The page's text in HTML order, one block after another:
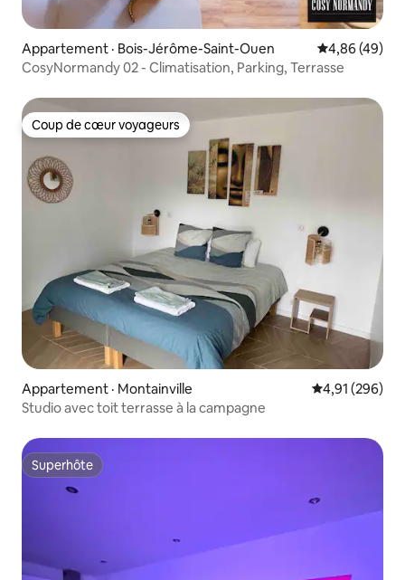
Appartement · Bois-Jérôme-Saint-Ouen Note
4,86 (49)
CosyNormandy 02 - Climatisation, Parking, Terrasse
Coup de cœur voyageurs
Coup de cœur voyageurs
Appartement · Montainville Note
4,91 (296)
Studio avec toit terrasse à la campagne
Superhôte
Superhôte